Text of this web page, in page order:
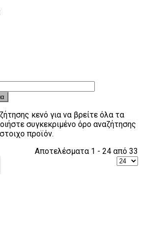
κενό για να βρείτε όλα τα
συγκεκριμένο όρο αναζήτησης
προϊόν.
Αποτελέσματα 1 - 24 από 33